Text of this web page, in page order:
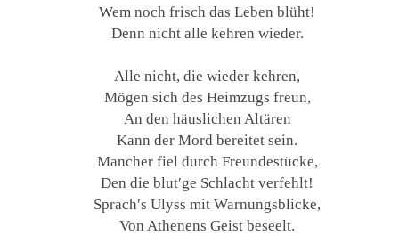
Wem noch frisch das Leben blüht!
Denn nicht alle kehren wieder.
Alle nicht, die wieder kehren,
Mögen sich des Heimzugs freun,
An den häuslichen Altären
Kann der Mord bereitet sein.
Mancher fiel durch Freundestücke,
Den die blut′ge Schlacht verfehlt!
Sprach′s Ulyss mit Warnungsblicke,
Von Athenens Geist beseelt.